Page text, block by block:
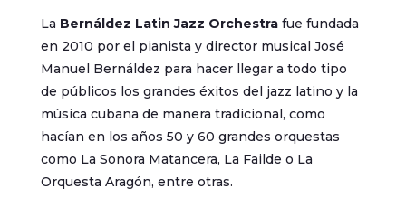
La Bernáldez Latin Jazz Orchestrafue fundada
en 2010 por el pianista y director musical José
Manuel Bernáldez para hacer llegar a todo tipo
de públicos los grandes éxitos del jazz latino y la
música cubana de manera tradicional, como
hacían en los años 50 y 60 grandes orquestas
como La Sonora Matancera, La Failde o La
Orquesta Aragón, entre otras.